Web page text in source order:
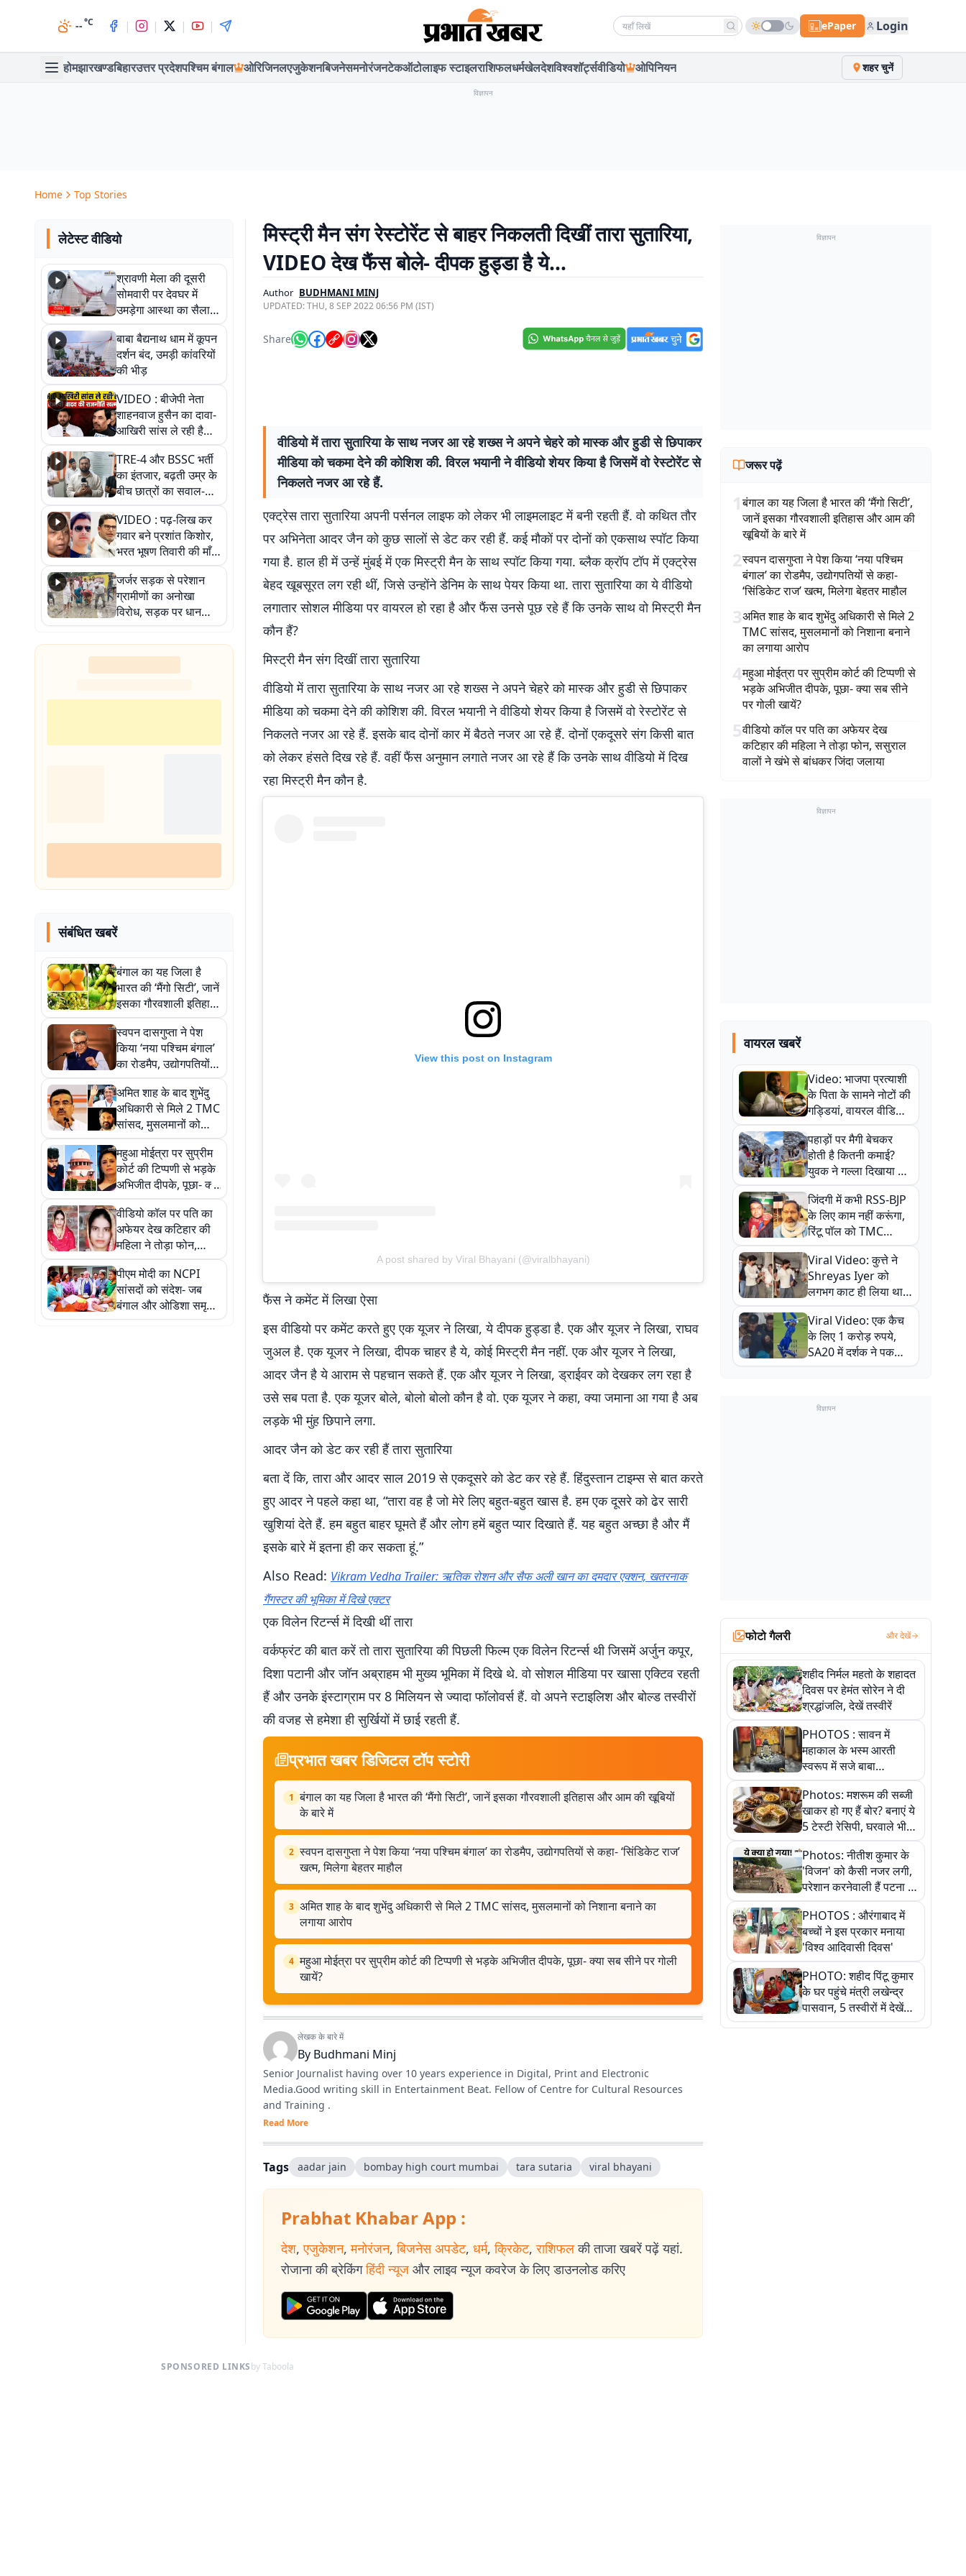
--°C | | | | Search news ePaper Login
होमझारखण्डबिहारउत्तर प्रदेशपश्चिम बंगाल ओरिजिनलएजुकेशनबिजनेसमनोरंजनटेकऑटोलाइफ स्टाइलराशिफलधर्मखेलदेशविश्वशॉर्ट्सवीडियो ओपिनियन शहर चुनें
विज्ञापन
Home Top Stories
लेटेस्ट वीडियो
श्रावणी मेला की दूसरी
सोमवारी पर देवघर में
उमड़ेगा आस्था का सैलाब,
तीन लाख से अधिक
श्रद्धालुओं के पहुंचने का
अनुमान
बाबा बैद्यनाथ धाम में कूपन
दर्शन बंद, उमड़ी कांवरियों
की भीड़
VIDEO : बीजेपी नेता
शाहनवाज हुसैन का दावा-
आखिरी सांस ले रही है
RJD, तेजस्वी को लेकर
क्या कहा, सुनिए
TRE-4 और BSSC भर्ती
का इंतजार, बढ़ती उम्र के
बीच छात्रों का सवाल-
आखिर कब आएगी बहाली?
देखें वीडियो
VIDEO : पढ़-लिख कर
गवार बने प्रशांत किशोर,
भरत भूषण तिवारी की माँ ने
कहा नहीं थी उम्मीद, बेटा
था तो किसी को बोलने की
नहीं थी हिम्मत
जर्जर सड़क से परेशान
ग्रामीणों का अनोखा
विरोध, सड़क पर धान
रोपकर और खाद डालकर
जताया आक्रोश
संबंधित खबरें
बंगाल का यह जिला है
भारत की ‘मैंगो सिटी’, जानें
इसका गौरवशाली इतिहास
और आम की खूबियों के
बारे में
स्वपन दासगुप्ता ने पेश
किया ‘नया पश्चिम बंगाल’
का रोडमैप, उद्योगपतियों से
कहा- ‘सिंडिकेट राज’
खत्म, मिलेगा बेहतर माहौल
अमित शाह के बाद शुभेंदु
अधिकारी से मिले 2 TMC
सांसद, मुसलमानों को
निशाना बनाने का लगाया
आरोप
महुआ मोईत्रा पर सुप्रीम
कोर्ट की टिप्पणी से भड़के
अभिजीत दीपके, पूछा- क्या
सब सीने पर गोली खायें?
वीडियो कॉल पर पति का
अफेयर देख कटिहार की
महिला ने तोड़ा फोन,
ससुराल वालों ने खंभे से
बांधकर जिंदा जलाया
पीएम मोदी का NCPI
सांसदों को संदेश- जब
बंगाल और ओडिशा समृद्ध
थे, तब भारत भी हर तरह
मिस्ट्री मैन संग रेस्टोरेंट से बाहर निकलती दिखीं तारा सुतारिया,
VIDEO देख फैंस बोले- दीपक हुड्डा है ये…
Author BUDHMANI MINJ
UPDATED:THU, 8 SEP 2022 06:56 PM (IST)
Share
वीडियो में तारा सुतारिया के साथ नजर आ रहे शख्स ने अपने चेहरे को मास्क और हुडी से छिपाकर
मीडिया को चकमा देने की कोशिश की. विरल भयानी ने वीडियो शेयर किया है जिसमें वो रेस्टोरेंट से
निकलते नजर आ रहे हैं.
एक्ट्रेस तारा सुतारिया अपनी पर्सनल लाइफ को लेकर भी लाइमलाइट में बनी रहती हैं. वो कथित तौर
पर अभिनेता आदर जैन को कुछ सालों से डेट कर रही हैं. कई मौकों पर दोनों को एकसाथ स्पॉट किया
गया है. हाल ही में उन्हें मुंबई में एक मिस्ट्री मैन के साथ स्पॉट किया गया. ब्लैक क्रॉप टॉप में एक्ट्रेस
बेहद खूबसूरत लग रही थीं, जिसे उन्होंने डेनिम के साथ पेयर किया था. तारा सुतारिया का ये वीडियो
लगातार सोशल मीडिया पर वायरल हो रहा है और फैंस उनसे पूछ रहे हैं कि उनके साथ वो मिस्ट्री मैन
कौन हैं?
मिस्ट्री मैन संग दिखीं तारा सुतारिया
वीडियो में तारा सुतारिया के साथ नजर आ रहे शख्स ने अपने चेहरे को मास्क और हुडी से छिपाकर
मीडिया को चकमा देने की कोशिश की. विरल भयानी ने वीडियो शेयर किया है जिसमें वो रेस्टोरेंट से
निकलते नजर आ रहे हैं. इसके बाद दोनों कार में बैठते नजर आ रहे हैं. दोनों एकदूसरे संग किसी बात
को लेकर हंसते दिख रहे हैं. वहीं फैंस अनुमान लगाते नजर आ रहे हैं कि उनके साथ वीडियो में दिख
रहा मिस्ट्री मैन कौन है.
View this post on Instagram
A post shared by Viral Bhayani (@viralbhayani)
फैंस ने कमेंट में लिखा ऐसा
इस वीडियो पर कमेंट करते हुए एक यूजर ने लिखा, ये दीपक हुड्डा है. एक और यूजर ने लिखा, राघव
जुअल है. एक यूजर ने लिखा, दीपक चाहर है ये, कोई मिस्ट्री मैन नहीं. एक और यूजर ने लिखा,
आदर जैन है ये आराम से पहचान सकते हैं. एक और यूजर ने लिखा, ड्राईवर को देखकर लग रहा है
उसे सब पता है. एक यूजर बोले, बोलो बोलो कौन है वो. एक यूजर ने कहा, क्या जमाना आ गया है अब
लड़के भी मुंह छिपाने लगा.
आदर जैन को डेट कर रही हैं तारा सुतारिया
बता दें कि, तारा और आदर साल 2019 से एकदूसरे को डेट कर रहे हैं. हिंदुस्तान टाइम्स से बात करते
हुए आदर ने पहले कहा था, “तारा वह है जो मेरे लिए बहुत-बहुत खास है. हम एक दूसरे को ढेर सारी
खुशियां देते हैं. हम बहुत बाहर घूमते हैं और लोग हमें बहुत प्यार दिखाते हैं. यह बहुत अच्छा है और मैं
इसके बारे में इतना ही कर सकता हूं.”
Also Read: Vikram Vedha Trailer: ऋतिक रोशन और सैफ अली खान का दमदार एक्शन, खतरनाक
गैंगस्टर की भूमिका में दिखे एक्टर
एक विलेन रिटर्न्स में दिखी थीं तारा
वर्कफ्रंट की बात करें तो तारा सुतारिया की पिछली फिल्म एक विलेन रिटर्न्स थी जिसमें अर्जुन कपूर,
दिशा पटानी और जॉन अब्राहम भी मुख्य भूमिका में दिखे थे. वो सोशल मीडिया पर खासा एक्टिव रहती
हैं और उनके इंस्टाग्राम पर 8 मिलियन से ज्यादा फॉलोवर्स हैं. वो अपने स्टाइलिश और बोल्ड तस्वीरों
की वजह से हमेशा ही सुर्खियों में छाई रहती हैं.
प्रभात खबर डिजिटल टॉप स्टोरी
1 बंगाल का यह जिला है भारत की ‘मैंगो सिटी’, जानें इसका गौरवशाली इतिहास और आम की खूबियों
के बारे में
2 स्वपन दासगुप्ता ने पेश किया ‘नया पश्चिम बंगाल’ का रोडमैप, उद्योगपतियों से कहा- ‘सिंडिकेट राज’
खत्म, मिलेगा बेहतर माहौल
3 अमित शाह के बाद शुभेंदु अधिकारी से मिले 2 TMC सांसद, मुसलमानों को निशाना बनाने का
लगाया आरोप
4 महुआ मोईत्रा पर सुप्रीम कोर्ट की टिप्पणी से भड़के अभिजीत दीपके, पूछा- क्या सब सीने पर गोली
खायें?
लेखक के बारे में
By Budhmani Minj
Senior Journalist having over 10 years experience in Digital, Print and Electronic
Media.Good writing skill in Entertainment Beat. Fellow of Centre for Cultural Resources
and Training .
Read More
Tags aadar jain bombay high court mumbai tara sutaria viral bhayani
Prabhat Khabar App :
देश, एजुकेशन, मनोरंजन, बिजनेस अपडेट, धर्म, क्रिकेट, राशिफल की ताजा खबरें पढ़ें यहां.
रोजाना की ब्रेकिंग हिंदी न्यूज और लाइव न्यूज कवरेज के लिए डाउनलोड करिए
विज्ञापन
जरूर पढ़ें
1बंगाल का यह जिला है भारत की ‘मैंगो सिटी’,
जानें इसका गौरवशाली इतिहास और आम की
खूबियों के बारे में
2स्वपन दासगुप्ता ने पेश किया ‘नया पश्चिम
बंगाल’ का रोडमैप, उद्योगपतियों से कहा-
‘सिंडिकेट राज’ खत्म, मिलेगा बेहतर माहौल
3अमित शाह के बाद शुभेंदु अधिकारी से मिले 2
TMC सांसद, मुसलमानों को निशाना बनाने
का लगाया आरोप
4महुआ मोईत्रा पर सुप्रीम कोर्ट की टिप्पणी से
भड़के अभिजीत दीपके, पूछा- क्या सब सीने
पर गोली खायें?
5वीडियो कॉल पर पति का अफेयर देख
कटिहार की महिला ने तोड़ा फोन, ससुराल
वालों ने खंभे से बांधकर जिंदा जलाया
विज्ञापन
वायरल खबरें
Video: भाजपा प्रत्याशी
के पिता के सामने नोटों की
गड्डियां, वायरल वीडियो
से राजनीति में उबाल,
अजित महतो बोले- TMC
की गंदी चाल
पहाड़ों पर मैगी बेचकर
होती है कितनी कमाई?
युवक ने गल्ला दिखाया तो
नौकरी वालों के खड़े हो गए
कान
जिंदगी में कभी RSS-BJP
के लिए काम नहीं करूंगा,
रिंटू पॉल को TMC
ऑफिस में ले जाकर पीटा,
Video वायरल
Viral Video: कुत्ते ने
Shreyas Iyer को
लगभग काट ही लिया था,
न्यूजीलैंड सीरीज से पहले
बाल-बाल बचे
Viral Video: एक कैच
के लिए 1 करोड़ रुपये,
SA20 में दर्शक ने पकड़ा
एक हाथ से गजब का कैच
विज्ञापन
फोटो गैलरी और देखें
शहीद निर्मल महतो के शहादत
दिवस पर हेमंत सोरेन ने दी
श्रद्धांजलि, देखें तस्वीरें
PHOTOS : सावन में
महाकाल के भस्म आरती
स्वरूप में सजे बाबा
औघड़दानी, तस्वीरों में करें
अद्भुत दर्शन
Photos: मशरूम की सब्जी
खाकर हो गए हैं बोर? बनाएं ये
5 टेस्टी रेसिपी, घरवाले भी
मांगेंगे बार-बार
Photos: नीतीश कुमार के
'विजन' को कैसी नजर लगी,
परेशान करनेवाली हैं पटना में
गंगा घाट की ये 11 तस्वीरें
PHOTOS : औरंगाबाद में
बच्चों ने इस प्रकार मनाया
'विश्व आदिवासी दिवस'
PHOTO: शहीद पिंटू कुमार
के घर पहुंचे मंत्री लखेन्द्र
पासवान, 5 तस्वीरों में देखें
उस भावुक पल की पूरी
SPONSORED LINKSby Taboola